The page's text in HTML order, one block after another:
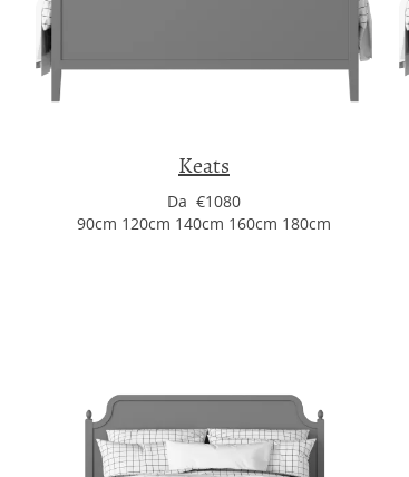
Keats
Da €1080
90cm 120cm 140cm 160cm 180cm